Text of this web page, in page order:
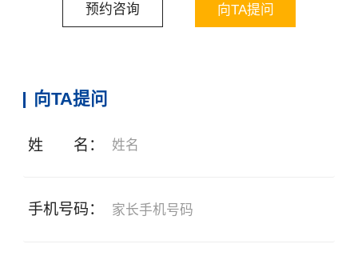
预约咨询 向TA提问
向TA提问
姓 名：
手机号码：